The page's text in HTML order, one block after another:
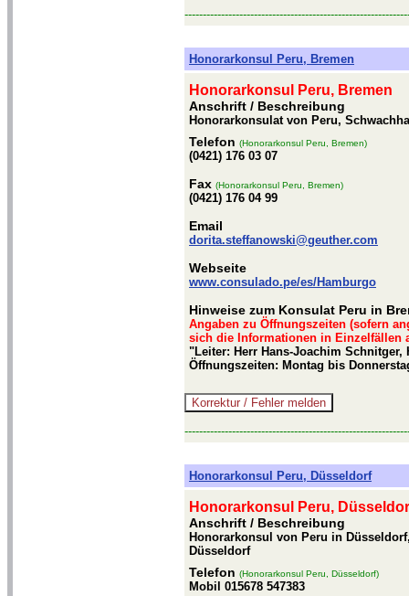
Honorarkonsul Peru, Bremen
Honorarkonsul Peru, Bremen
Anschrift / Beschreibung
Honorarkonsulat von Peru,
Telefon (Honorarkonsul Peru, Bremen)
(0421) 176 03 07
Fax (Honorarkonsul Peru, Bremen)
(0421) 176 04 99
Email
dorita.steffanowski@geuther.com
Webseite
www.consulado.pe/es/Hamburgo
Hinweise zum Konsulat Peru in
Angaben zu Öffnungszeiten (sofern
sich die Informationen in Einzelfällen
"Leiter: Herr Hans-Joachim
Öffnungszeiten: Montag bis
Honorarkonsul Peru, Düsseldorf
Honorarkonsul Peru,
Anschrift / Beschreibung
Honorarkonsul von Peru in
Düsseldorf
Telefon (Honorarkonsul Peru, Düsseldorf)
Mobil 015678 547383